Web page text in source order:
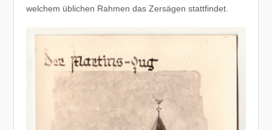
welchem üblichen Rahmen das Zersägen stattfindet.